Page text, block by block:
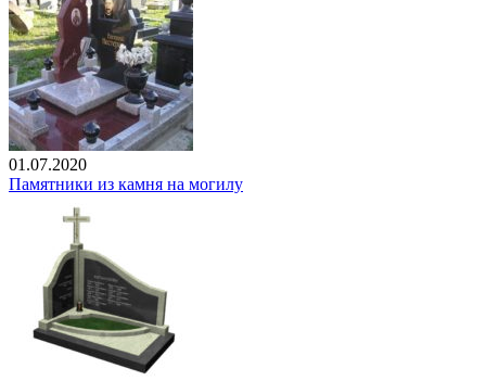
01.07.2020
Памятники из камня на могилу